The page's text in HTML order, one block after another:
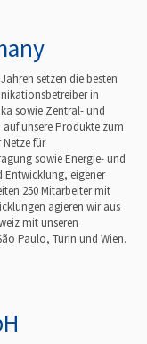
setzen die besten
in
sowie Zentral- und
auf unsere Produkte zum
Netze für
sowie Energie- und
Entwicklung, eigener
250 Mitarbeiter mit
agieren wir aus
mit unseren
Paulo, Turin und Wien.